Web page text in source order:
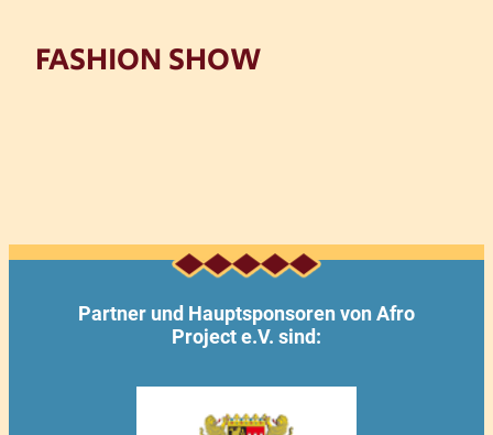
FASHION SHOW
Partner und Hauptsponsoren von Afro
Project e.V. sind: